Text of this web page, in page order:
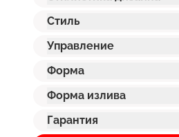
Стиль
Управление
Форма
Форма излива
Гарантия